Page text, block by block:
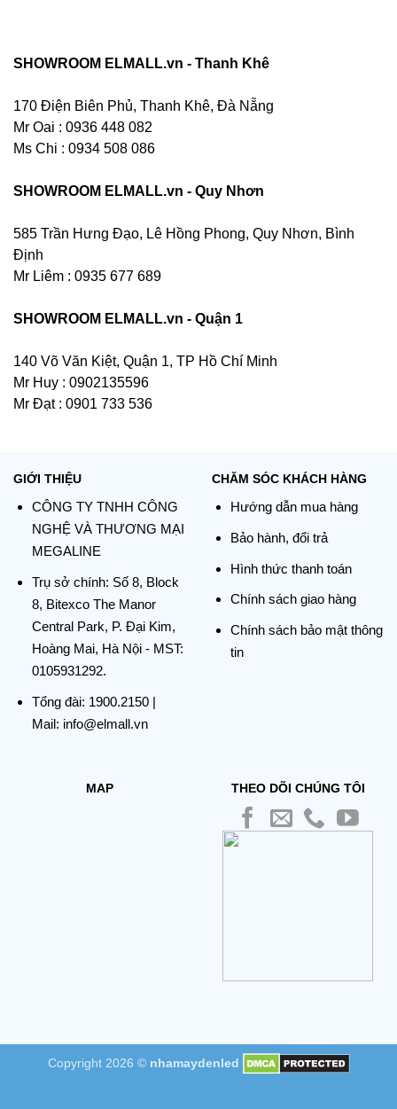
SHOWROOM ELMALL.vn - Thanh Khê
170 Điện Biên Phủ, Thanh Khê, Đà Nẵng
Mr Oai : 0936 448 082
Ms Chi : 0934 508 086
SHOWROOM ELMALL.vn - Quy Nhơn
585 Trần Hưng Đạo, Lê Hồng Phong, Quy Nhơn, Bình
Định
Mr Liêm : 0935 677 689
SHOWROOM ELMALL.vn - Quận 1
140 Võ Văn Kiệt, Quận 1, TP Hồ Chí Minh
Mr Huy : 0902135596
Mr Đạt : 0901 733 536
GIỚI THIỆU
CÔNG TY TNHH CÔNG
NGHỆ VÀ THƯƠNG MẠI
MEGALINE
Trụ sở chính: Số 8, Block
8, Bitexco The Manor
Central Park, P. Đại Kim,
Hoàng Mai, Hà Nội - MST:
0105931292.
Tổng đài: 1900.2150|
Mail: info@elmall.vn
CHĂM SÓC KHÁCH HÀNG
Hướng dẫn mua hàng
Bảo hành, đổi trả
Hình thức thanh toán
Chính sách giao hàng
Chính sách bảo mật thông
tin
MAP THEO DÕI CHÚNG TÔI
Copyright 2026 © nhamaydenled